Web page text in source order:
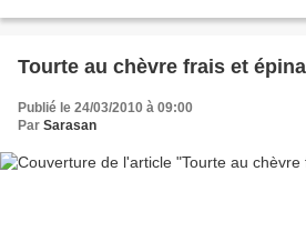
Tourte au chèvre frais et
Publié le 24/03/2010 à 09:00
Par Sarasan